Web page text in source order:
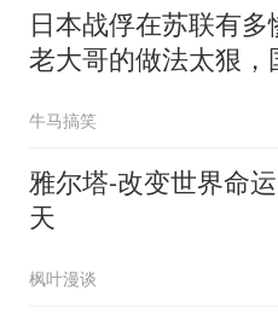
日本战俘在苏联有多
老大哥的做法太狠，
牛马搞笑
雅尔塔-改变世界命
天
枫叶漫谈